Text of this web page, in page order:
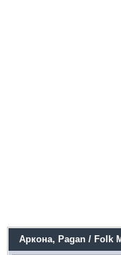
Аркона, Pagan / Folk